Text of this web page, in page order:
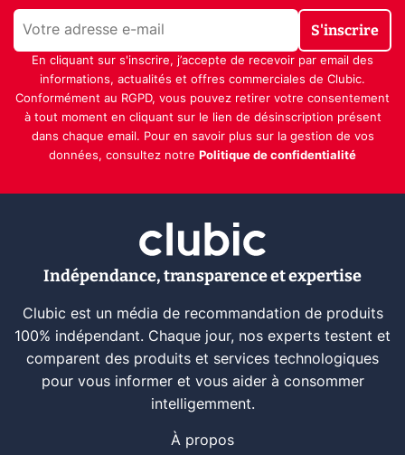
S'inscrire
En cliquant sur s'inscrire, j’accepte de recevoir par email des
informations, actualités et offres commerciales de Clubic.
Conformément au RGPD, vous pouvez retirer votre consentement
à tout moment en cliquant sur le lien de désinscription présent
dans chaque email. Pour en savoir plus sur la gestion de vos
données, consultez notre Politique de confidentialité
Indépendance, transparence et expertise
Clubic est un média de recommandation de produits
100% indépendant. Chaque jour, nos experts testent et
comparent des produits et services technologiques
pour vous informer et vous aider à consommer
intelligemment.
À propos